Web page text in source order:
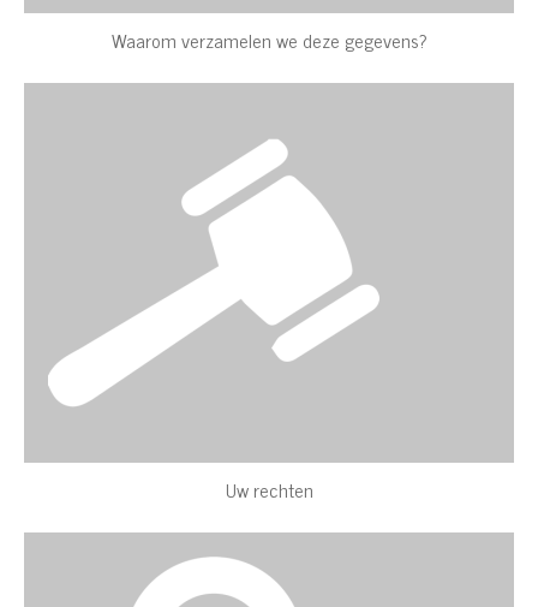
Waarom verzamelen we deze gegevens?
Uw rechten